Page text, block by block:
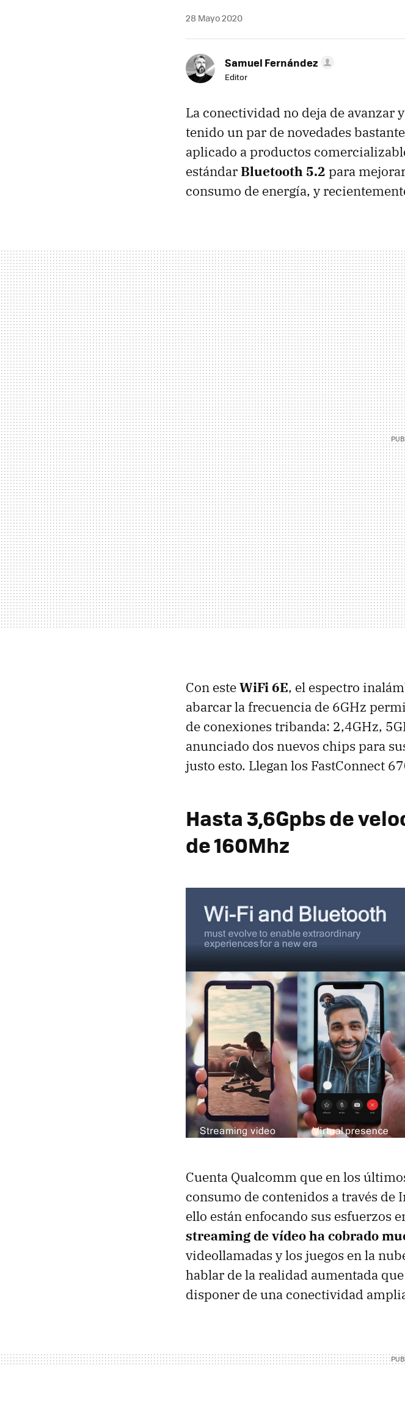
28 Mayo 2020
Samuel Fernández
Editor
La conectividad no deja de avanzar
tenido un par de novedades
aplicado a productos
estándarBluetooth 5.2 para
consumo de energía, y
Con esteWiFi 6E, el espectro
abarcar la frecuencia de 6GHz
de conexiones tribanda: 2,4GHz,
anunciado dos nuevos chips para
justo esto. Llegan los FastConnect
Hasta 3,6Gpbs de
de 160Mhz
Cuenta Qualcomm que en los
consumo de contenidos a través de
ello están enfocando sus esfuerzos
streaming de vídeo ha cobrado
videollamadas y los juegos en la
hablar de la realidad aumentada
disponer de una conectividad